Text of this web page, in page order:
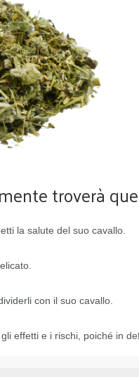
troverà
la salute del suo cavallo.
con il suo cavallo.
effetti e i rischi, poiché in